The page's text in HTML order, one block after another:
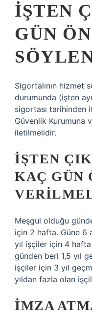
İŞTEN
GÜN
Sigortalının hizmet
durumunda (işten
sigortası tarihinden
Güvenlik Kurumuna
iletilmelidir.
İŞTEN
KAÇ GÜN
Meşgul olduğu
için 2 hafta. Güne 6
yıl işçiler için 4
günden beri 1,5 yıl
işçiler için 3 yıl
yıldan fazla olan
İMZA